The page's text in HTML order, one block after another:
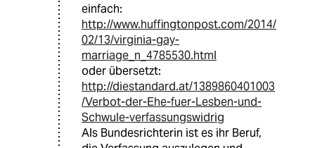
einfach:
http://www.huffingtonpost.com/2014/
02/13/virginia-gay-
marriage_n_4785530.html
oder übersetzt:
http://diestandard.at/1389860401003
/Verbot-der-Ehe-fuer-Lesben-und-
Schwule-verfassungswidrig
Als Bundesrichterin ist es ihr Beruf,